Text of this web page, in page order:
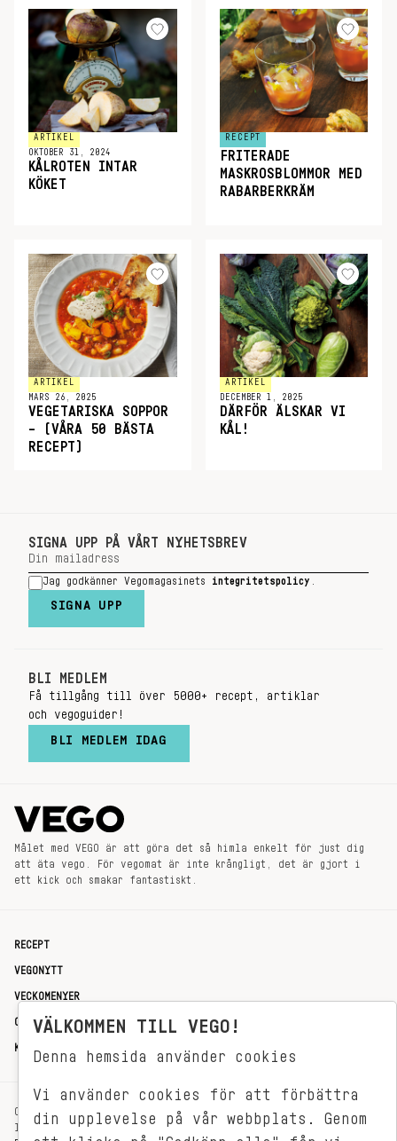
ARTIKEL
OKTOBER 31, 2024
KÅLROTEN INTAR
KÖKET
RECEPT
FRITERADE
MASKROSBLOMMOR MED
RABARBERKRÄM
ARTIKEL
MARS 26, 2025
VEGETARISKA SOPPOR
– (VÅRA 50 BÄSTA
RECEPT)
ARTIKEL
DECEMBER 1, 2025
DÄRFÖR ÄLSKAR VI
KÅL!
SIGNA UPP PÅ VÅRT NYHETSBREV
Jag godkänner Vegomagasinets integritetspolicy
SIGNA UPP
BLI MEDLEM
Få tillgång till över 5000+ recept, artiklar
och vegoguider!
BLI MEDLEM IDAG
Målet med VEGO är att göra det så himla enkelt för just dig
att äta vego. För vegomat är inte krångligt, det är gjort i
ett kick och smakar fantastiskt.
RECEPT
VEGONYTT
VECKOMENYER
OM OSS
KONTAKT
OXENSTIERNSGATAN 33
114 27 STOCKHOLM
VÄLKOMMEN TILL VEGO!
Denna hemsida använder cookies
Vi använder cookies för att förbättra
din upplevelse på vår webbplats. Genom